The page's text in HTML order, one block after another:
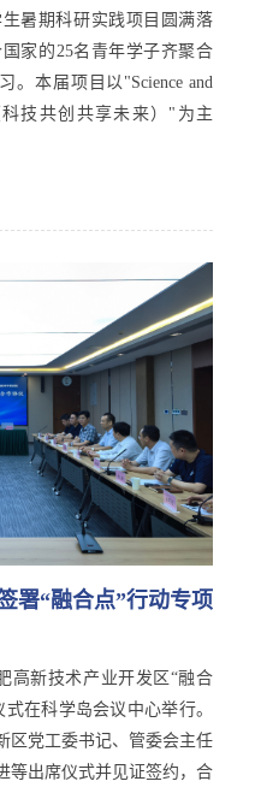
暑期科研实践项目圆满落
家的25名青年学子齐聚合
。本届项目以"Science and
科技共创共享未来）"为主
署“融合点”行动专项
高新技术产业开发区“融合
在科学岛会议中心举行。
区党工委书记、管委会主任
等出席仪式并见证签约，合